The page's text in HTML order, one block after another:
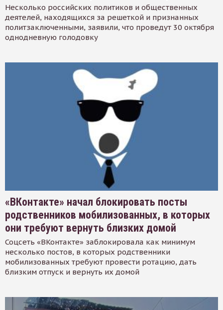
Несколько российских политиков и общественных
деятелей, находящихся за решеткой и признанных
политзаключенными, заявили, что проведут 30 октября
однодневную голодовку
«ВКонтакте» начал блокировать посты
родственников мобилизованных, в которых
они требуют вернуть близких домой
Соцсеть «ВКонтакте» заблокировала как минимум
несколько постов, в которых родственники
мобилизованных требуют провести ротацию, дать
близким отпуск и вернуть их домой